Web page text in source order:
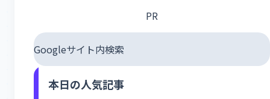
PR
Googleサイト内検索
本日の人気記事